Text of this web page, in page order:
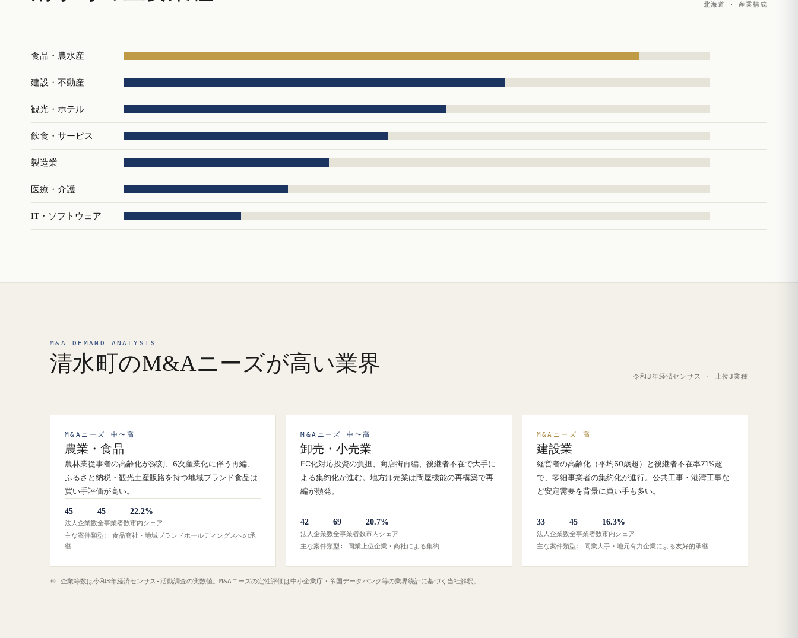
北海道 · 産業構成
食品・農水産
建設・不動産
観光・ホテル
飲食・サービス
製造業
医療・介護
IT・ソフトウェア
M&A DEMAND ANALYSIS
清水町のM&Aニーズが高い業界
令和3年経済センサス · 上位3業種
M&Aニーズ 中〜高
農業・食品
農林業従事者の高齢化が深刻、6次産業化に伴う再編、
ふるさと納税・観光土産販路を持つ地域ブランド食品は
買い手評価が高い。
45
法人企業数
45
全事業者数
22.2%
市内シェア
主な案件類型: 食品商社・地域ブランドホールディングスへの承
継
M&Aニーズ 中〜高
卸売・小売業
EC化対応投資の負担、商店街再編、後継者不在で大手に
よる集約化が進む。地方卸売業は問屋機能の再構築で再
編が頻発。
42
法人企業数
69
全事業者数
20.7%
市内シェア
主な案件類型: 同業上位企業・商社による集約
M&Aニーズ 高
建設業
経営者の高齢化（平均60歳超）と後継者不在率71%超
で、零細事業者の集約化が進行。公共工事・港湾工事な
ど安定需要を背景に買い手も多い。
33
法人企業数
45
全事業者数
16.3%
市内シェア
主な案件類型: 同業大手・地元有力企業による友好的承継
※ 企業等数は令和3年経済センサス‐活動調査の実数値。M&Aニーズの定性評価は中小企業庁・帝国データバンク等の業界統計に基づく当社解釈。